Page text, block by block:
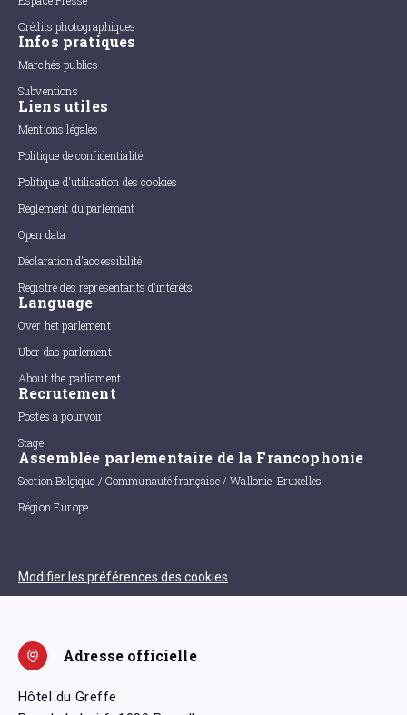
Crédits photographiques
Infos pratiques
Marchés publics
Subventions
Liens utiles
Mentions légales
Politique de confidentialité
Politique d'utilisation des cookies
Règlement du parlement
Open data
Déclaration d'accessibilité
Registre des représentants d'intérêts
Language
Over het parlement
Uber das parlement
About the parliament
Recrutement
Postes à pourvoir
Stage
Assemblée parlementaire de la Francophonie
Section Belgique / Communauté française / Wallonie-Bruxelles
Région Europe
Modifier les préférences des cookies
Adresse officielle
Hôtel du Greffe